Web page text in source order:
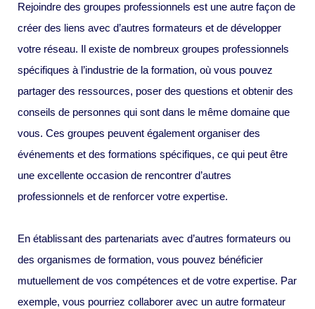
Rejoindre des groupes professionnels est une autre façon de
créer des liens avec d’autres formateurs et de développer
votre réseau. Il existe de nombreux groupes professionnels
spécifiques à l’industrie de la formation, où vous pouvez
partager des ressources, poser des questions et obtenir des
conseils de personnes qui sont dans le même domaine que
vous. Ces groupes peuvent également organiser des
événements et des formations spécifiques, ce qui peut être
une excellente occasion de rencontrer d’autres
professionnels et de renforcer votre expertise.
En établissant des partenariats avec d’autres formateurs ou
des organismes de formation, vous pouvez bénéficier
mutuellement de vos compétences et de votre expertise. Par
exemple, vous pourriez collaborer avec un autre formateur